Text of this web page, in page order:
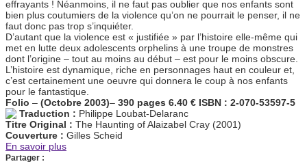
effrayants ! Néanmoins, il ne faut pas oublier que nos enfants sont
bien plus coutumiers de la violence qu’on ne pourrait le penser, il ne
faut donc pas trop s’inquiéter.
D’autant que la violence est « justifiée » par l’histoire elle-même qui
met en lutte deux adolescents orphelins à une troupe de monstres
dont l’origine – tout au moins au début – est pour le moins obscure.
L’histoire est dynamique, riche en personnages haut en couleur et,
c’est certainement une oeuvre qui donnera le coup à nos enfants
pour le fantastique.
Folio – (Octobre 2003)– 390 pages 6.40 € ISBN : 2-070-53597-5
Traduction : Philippe Loubat-Delaranc
Titre Original : The Haunting of Alaizabel Cray (2001)
Couverture : Gilles Scheid
En savoir plus
Partager :